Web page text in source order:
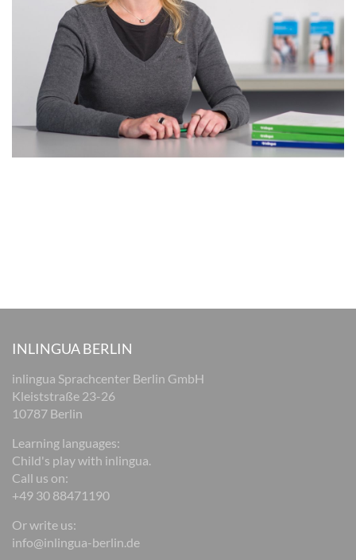
INLINGUA BERLIN
inlingua Sprachcenter Berlin GmbH
Kleiststraße 23-26
10787 Berlin
Learning languages:
Child's play with inlingua.
Call us on:
+49 30 88471190
Or write us:
info@inlingua-berlin.de